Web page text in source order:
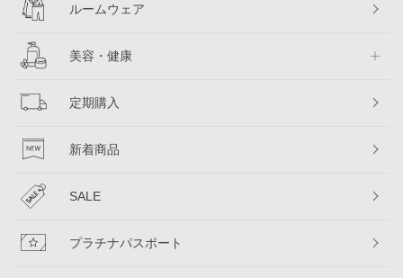
ルームウェア
美容・健康
定期購入
新着商品
SALE
プラチナパスポート